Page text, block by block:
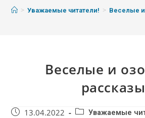
> Уважаемые читатели! > Веселые
Веселые и
рассказы
13.04.2022 Уважаемые